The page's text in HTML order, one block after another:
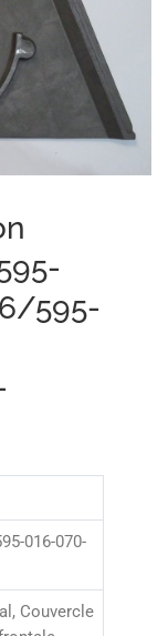
595-
016-070-
Couvercle